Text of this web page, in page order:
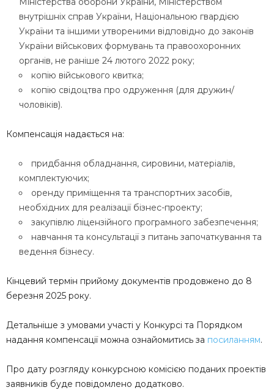
внутрішніх справ України, Національною гвардією
України та іншими утвореними відповідно до законів
України військових формувань та правоохоронних
органів, не раніше 24 лютого 2022 року;
копію військового квитка;
копію свідоцтва про одруження (для дружин/
чоловіків).
Компенсація надається на:
придбання обладнання, сировини, матеріалів,
комплектуючих;
оренду приміщення та транспортних засобів,
необхідних для реалізації бізнес-проекту;
закупівлю ліцензійного програмного забезпечення;
навчання та консультації з питань започаткування та
ведення бізнесу.
Кінцевий термін прийому документів продовжено до 8
березня 2025 року.
Детальніше з умовами участі у Конкурсі та Порядком
надання компенсації можна ознайомитись за посиланням.
Про дату розгляду конкурсною комісією поданих проектів
заявників буде повідомлено додатково.